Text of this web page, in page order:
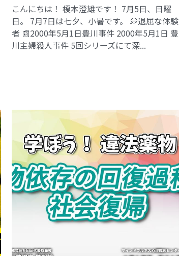
こんにちは！ 榎本澄雄です！ 7月5日、日曜
日。 7月7日は七夕、小暑です。 💭退屈な体験
者 📰2000年5月1日豊川事件​ 2000年5月1日 豊
川主婦殺人事件 5回シリーズにて深...